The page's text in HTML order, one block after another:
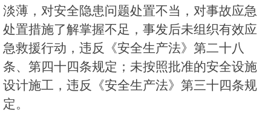
淡薄，对安全隐患问题处置不当，对事故应急
处置措施了解掌握不足，事发后未组织有效应
急救援行动，违反《安全生产法》第二十八
条、第四十四条规定；未按照批准的安全设施
设计施工，违反《安全生产法》第三十四条规
定。